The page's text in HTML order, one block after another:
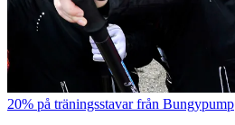
20% på träningsstavar från Bungypump